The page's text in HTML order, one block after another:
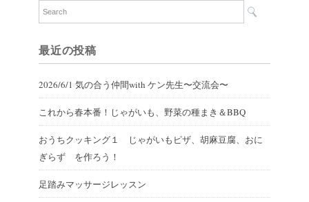
最近の投稿
2026/6/1 気の合う仲間with ケン先生〜交流会〜
これから春本番！じゃがいも、野菜の種まき＆BBQ
おうちクッキング１ じゃがいもピザ、胡麻豆腐、おに
ぎらず を作ろう！
足踏みマッサージレッスン